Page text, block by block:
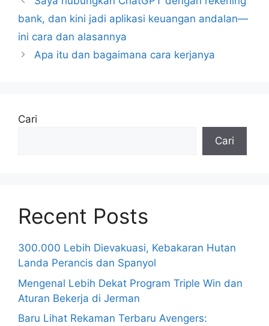
bank, dan kini jadi aplikasi keuangan andalan—
ini cara dan alasannya
Apa itu dan bagaimana cara kerjanya
Cari
Cari
Recent Posts
300.000 Lebih Dievakuasi, Kebakaran Hutan
Landa Perancis dan Spanyol
Mengenal Lebih Dekat Program Triple Win dan
Aturan Bekerja di Jerman
Baru Lihat Rekaman Terbaru Avengers: